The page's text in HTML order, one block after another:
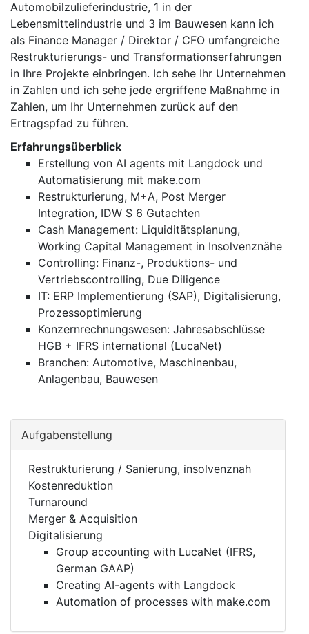
Automobilzulieferindustrie, 1 in der
Lebensmittelindustrie und 3 im Bauwesen kann ich
als Finance Manager / Direktor / CFO umfangreiche
Restrukturierungs- und Transformationserfahrungen
in Ihre Projekte einbringen. Ich sehe Ihr Unternehmen
in Zahlen und ich sehe jede ergriffene Maßnahme in
Zahlen, um Ihr Unternehmen zurück auf den
Ertragspfad zu führen.
Erfahrungsüberblick
Erstellung von AI agents mit Langdock und
Automatisierung mit make.com
Restrukturierung, M+A, Post Merger
Integration, IDW S 6 Gutachten
Cash Management: Liquiditätsplanung,
Working Capital Management in Insolvenznähe
Controlling: Finanz-, Produktions- und
Vertriebscontrolling, Due Diligence
IT: ERP Implementierung (SAP), Digitalisierung,
Prozessoptimierung
Konzernrechnungswesen: Jahresabschlüsse
HGB + IFRS international (LucaNet)
Branchen: Automotive, Maschinenbau,
Anlagenbau, Bauwesen
Aufgabenstellung
Restrukturierung / Sanierung, insolvenznah
Kostenreduktion
Turnaround
Merger & Acquisition
Digitalisierung
Group accounting with LucaNet (IFRS,
German GAAP)
Creating AI-agents with Langdock
Automation of processes with make.com